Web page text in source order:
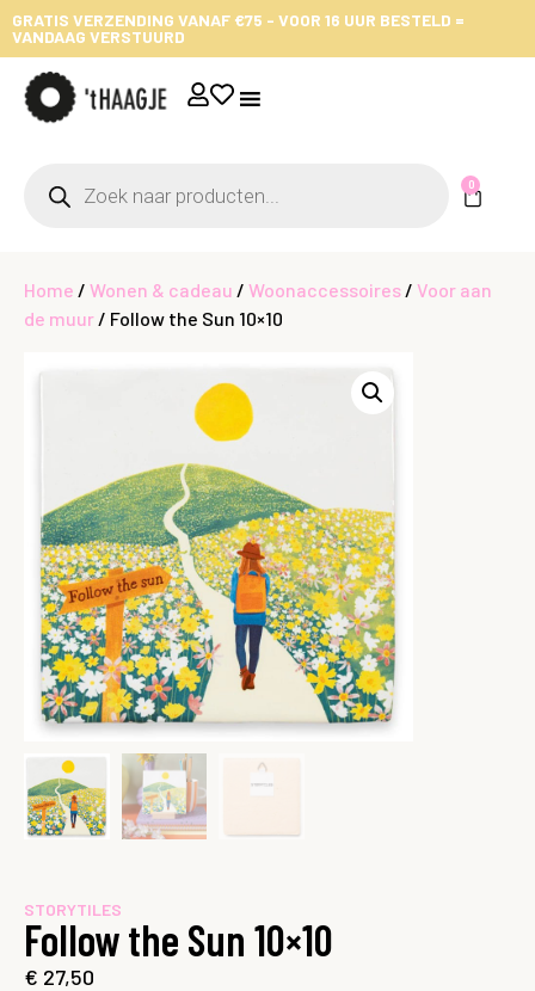
GRATIS VERZENDING VANAF €75 - VOOR 16 UUR BESTELD =
VANDAAG VERSTUURD
0
Home / Wonen & cadeau / Woonaccessoires / Voor aan
de muur / Follow the Sun 10×10
STORYTILES
Follow the Sun 10×10
€ 27,50